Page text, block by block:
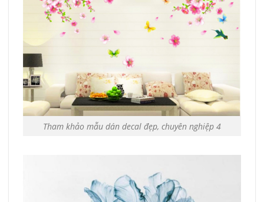
Tham khảo mẫu dán decal đẹp, chuyên nghiệp 4